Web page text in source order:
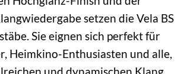
setzen die Vela BS
Sie eignen sich perfekt für
Heimkino-Enthusiasten und alle,
und dynamischen Klang